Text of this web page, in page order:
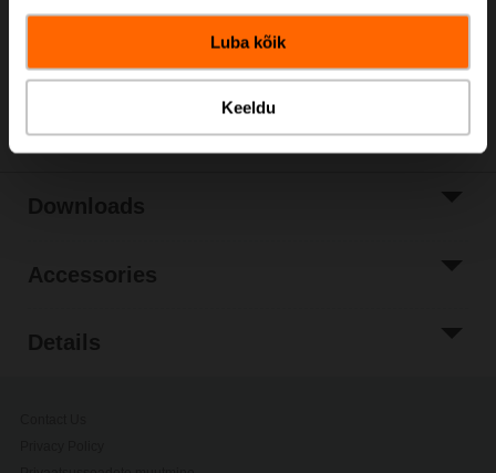
Luba kõik
Keeldu
Rotary actuator for VRU, 8 Nm, AC/DC 24 V, 4 s, IP54
Only available through manufacturers of VAV boxes
Accessories
Details